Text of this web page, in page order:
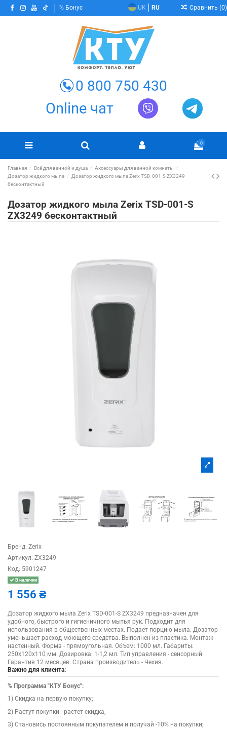
Бонус UK RU Сравнить (0)
0 800 750 430
Online чат
0
Главная Всё для ванной и душа
Аксессуары для ванной комнаты
Дозатор жидкого мыла
Дозатор жидкого мыла Zerix TSD-001-S ZX3249
бесконтактный
Дозатор жидкого мыла Zerix TSD-001-S
ZX3249 бесконтактный
Бренд: Zerix
Артикул: ZX3249
Код: 5901247
В наличии
1 556 ₴
Дозатор жидкого мыла Zerix TSD-001-S ZX3249 предназначен для
удобного, быстрого и гигиеничного мытья рук. Подходит для
использования в общественных местах. Подает порцию мыла. Дозатор
уменьшает расход моющего средства. Выполнен из пластика. Монтаж -
настенный. Форма - прямоугольная. Объем: 1000 мл. Габариты:
250х120х110 мм. Дозировка: 1-1,2 мл. Тип управления - сенсорный.
Гарантия 12 месяцев. Страна производитель - Чехия.
Важно для клиента:
% Программа "КТУ Бонус":
1) Скидка на первую покупку;
2) Растут покупки - растет скидка;
3) Становись постоянным покупателем и получай -10% на покупки;